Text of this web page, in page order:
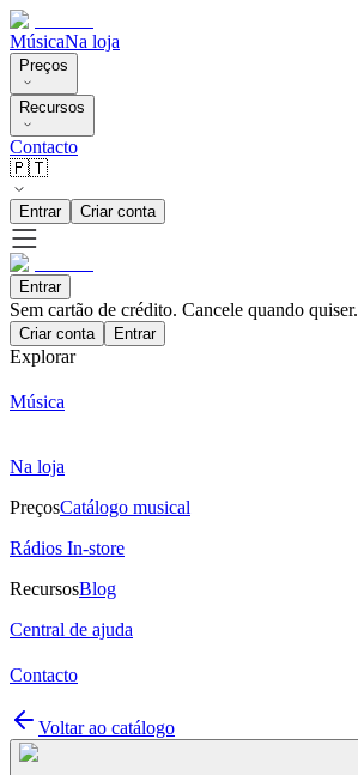
MúsicaNa loja
Preços
Recursos
Contacto
🇵🇹
Entrar Criar conta
Entrar
Sem cartão de crédito. Cancele quando quiser.
Criar conta Entrar
Explorar
Música
Na loja
PreçosCatálogo musical
Rádios In-store
RecursosBlog
Central de ajuda
Contacto
Voltar ao catálogo